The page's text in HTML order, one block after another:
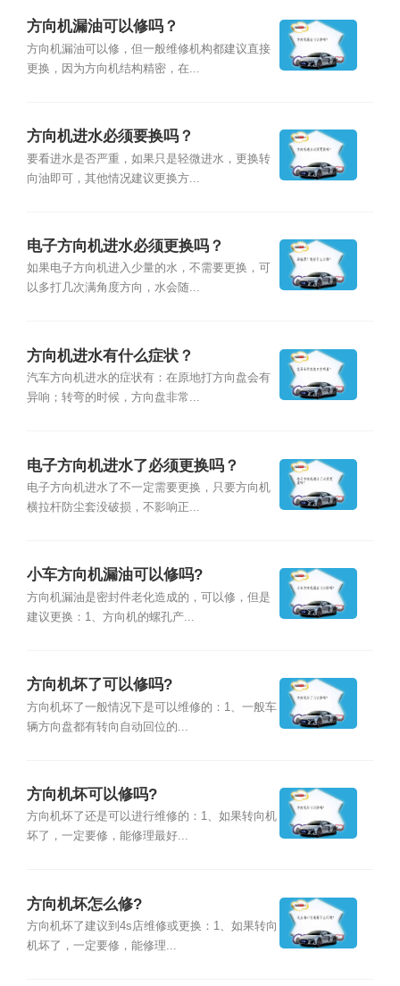
方向机漏油可以修吗？
方向机漏油可以修，但一般维修机构都建议直接
更换，因为方向机结构精密，在...
方向机进水必须要换吗？
要看进水是否严重，如果只是轻微进水，更换转
向油即可，其他情况建议更换方...
电子方向机进水必须更换吗？
如果电子方向机进入少量的水，不需要更换，可
以多打几次满角度方向，水会随...
方向机进水有什么症状？
汽车方向机进水的症状有：在原地打方向盘会有
异响；转弯的时候，方向盘非常...
电子方向机进水了必须更换吗？
电子方向机进水了不一定需要更换，只要方向机
横拉杆防尘套没破损，不影响正...
小车方向机漏油可以修吗?
方向机漏油是密封件老化造成的，可以修，但是
建议更换：1、方向机的螺孔产...
方向机坏了可以修吗?
方向机坏了一般情况下是可以维修的：1、一般车
辆方向盘都有转向自动回位的...
方向机坏可以修吗?
方向机坏了还是可以进行维修的：1、如果转向机
坏了，一定要修，能修理最好...
方向机坏怎么修?
方向机坏了建议到4s店维修或更换：1、如果转向
机坏了，一定要修，能修理...